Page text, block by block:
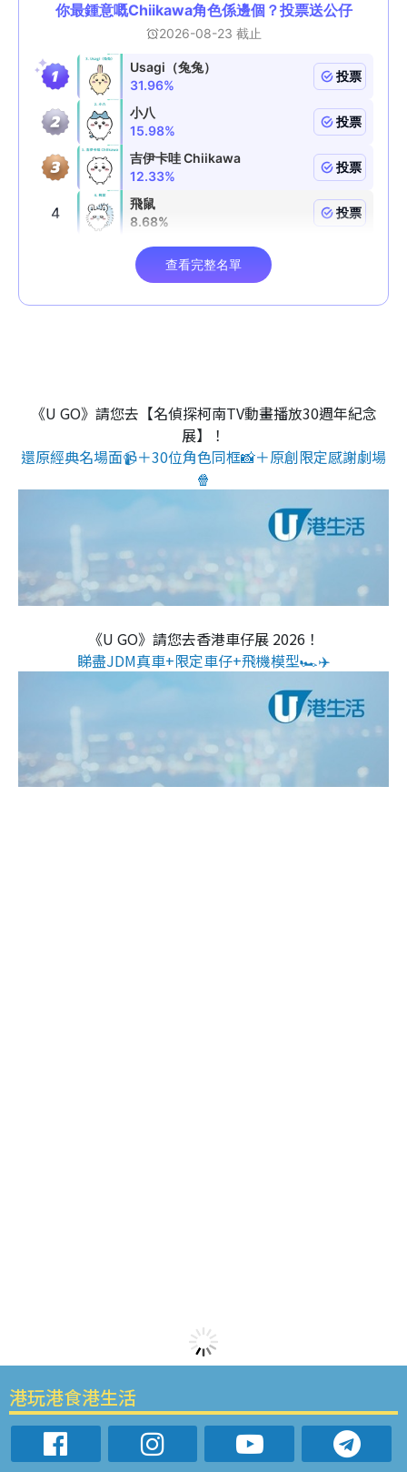
《U GO》請您去【名偵探柯南TV動畫播放30週年紀念
展】！
還原經典名場面📹＋30位角色同框📸＋原創限定感謝劇場
🍿
《U GO》請您去香港車仔展 2026！
睇盡JDM真車+限定車仔+飛機模型🏎️✈️
港玩港食港生活